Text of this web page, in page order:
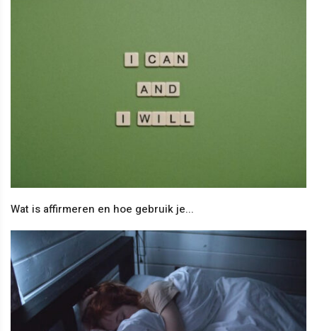
Wat is affirmeren en hoe gebruik je...